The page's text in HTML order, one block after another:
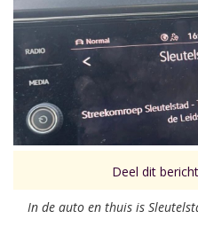
19.00 - 22.00 uur
Vorig uur
uur
Deel dit
In de auto en thuis is